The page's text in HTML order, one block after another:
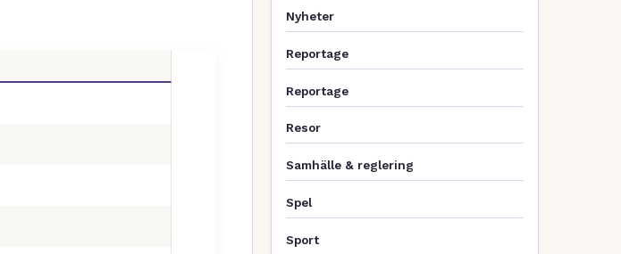
Nyheter
Reportage
Reportage
Resor
Samhälle & reglering
Spel
Sport